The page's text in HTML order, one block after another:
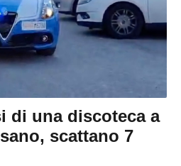
di una discoteca a
scattano 7